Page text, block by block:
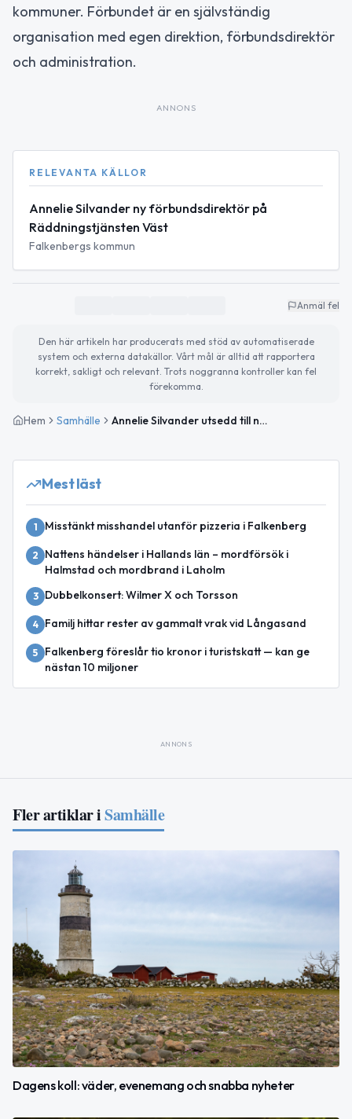
kommuner. Förbundet är en självständig
organisation med egen direktion, förbundsdirektör
och administration.
ANNONS
RELEVANTA KÄLLOR
Annelie Silvander ny förbundsdirektör på
Räddningstjänsten Väst
Falkenbergs kommun
Anmäl fel
Den här artikeln har producerats med stöd av automatiserade
system och externa datakällor. Vårt mål är alltid att rapportera
korrekt, sakligt och relevant. Trots noggranna kontroller kan fel
förekomma.
Hem Samhälle Annelie Silvander utsedd till ny förbundsdirektör för Räddningstjänsten Väst
Mest läst
1 Misstänkt misshandel utanför pizzeria i Falkenberg
2
Nattens händelser i Hallands län – mordförsök i
Halmstad och mordbrand i Laholm
3 Dubbelkonsert: Wilmer X och Torsson
4 Familj hittar rester av gammalt vrak vid Långasand
5
Falkenberg föreslår tio kronor i turistskatt — kan ge
nästan 10 miljoner
ANNONS
Fler artiklar iSamhälle
Dagens koll: väder, evenemang och snabba nyheter